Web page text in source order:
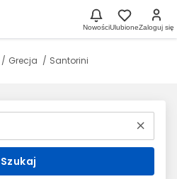
NowościUlubioneZaloguj się
Grecja Santorini
Szukaj